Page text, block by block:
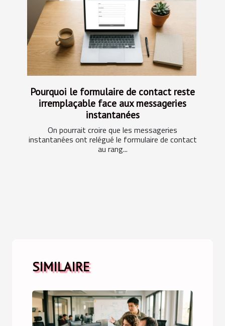
Pourquoi le formulaire de contact reste
irremplaçable face aux messageries
instantanées
On pourrait croire que les messageries
instantanées ont relégué le formulaire de contact
au rang...
SIMILAIRE